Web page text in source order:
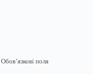
Обов’язкові поля